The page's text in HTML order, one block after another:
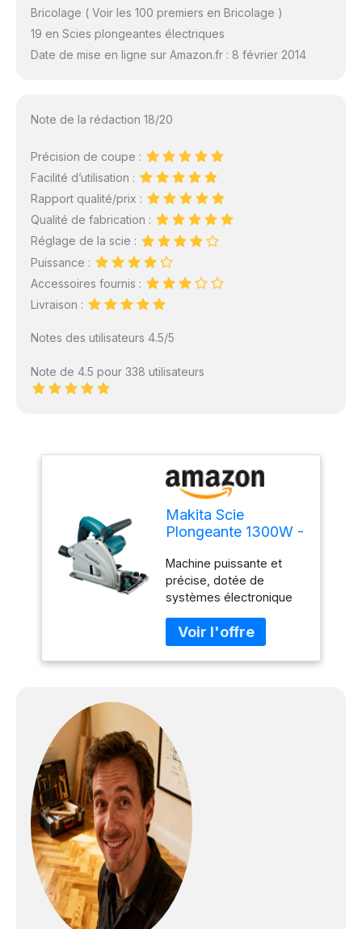
Bricolage ( Voir les 100 premiers en Bricolage )
19 en Scies plongeantes électriques
Date de mise en ligne sur Amazon.fr : 8 février 2014
Note de la rédaction 18/20
Précision de coupe :
Facilité d’utilisation :
Rapport qualité/prix :
Qualité de fabrication :
Réglage de la scie :
Puissance :
Accessoires fournis :
Livraison :
Notes des utilisateurs 4.5/5
Note de 4.5 pour 338 utilisateurs
Makita Scie
Plongeante 1300W -
+ rail de guidage
Machine puissante et
précise, dotée de
systèmes électronique
sécurité Régulateur
électronique pour un
démarrage sans à-coups
coupes biaises
Compatible avec les rails
de guidage d'autres
fabricants Livré de série
en coffret MAK-PAC,
systèmes empilables
standards Puissance
sonore (Lwa): 102 dB (A)
Vitesse de rotation: 5200
tours/min Diamètre de